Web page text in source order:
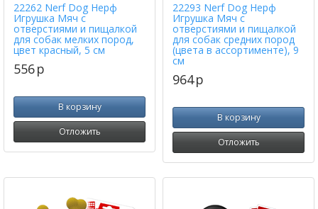
22262 Nerf Dog Нерф
Игрушка Мяч с
отверстиями и пищалкой
для собак мелких пород,
цвет красный, 5 см
556p
В корзину
Отложить
22293 Nerf Dog Нерф
Игрушка Мяч с
отверстиями и пищалкой
для собак средних пород
(цвета в ассортименте), 9
см
964p
В корзину
Отложить